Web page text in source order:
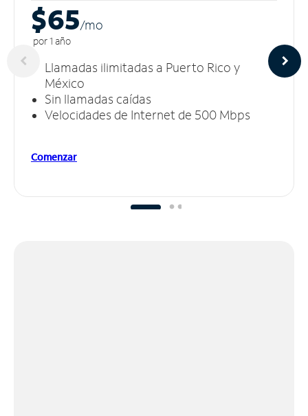
$65/mo
por 1 año
Llamadas ilimitadas a Puerto Rico y
México
Sin llamadas caídas
Velocidades de Internet de 500 Mbps
Comenzar